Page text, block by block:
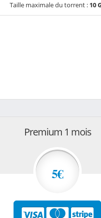
Taille maximale du torrent : 10
Premium 1 mois
5€